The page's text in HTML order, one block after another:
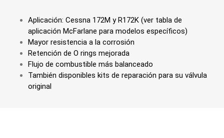
Aplicación: Cessna 172M y R172K (ver tabla de
aplicación McFarlane para modelos específicos)
Mayor resistencia a la corrosión
Retención de O rings mejorada
Flujo de combustible más balanceado
También disponibles kits de reparación para su válvula
original